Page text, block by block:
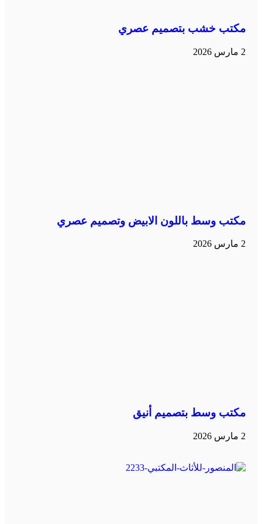
مكتب خشب بتصميم عصري
2 مارس 2026
مكتب وسط باللون الابيض وتصميم عصري
2 مارس 2026
مكتب وسط بتصميم أنيق
2 مارس 2026